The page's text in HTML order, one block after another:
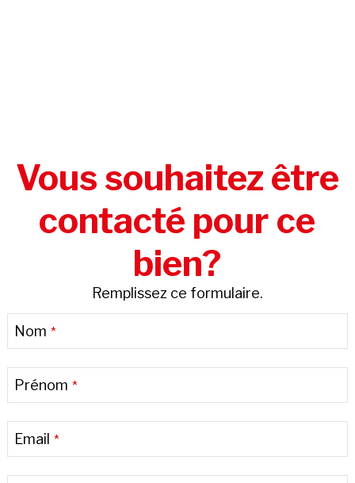
Vous souhaitez être
contacté pour ce
bien?
Remplissez ce formulaire.
Nom *
Prénom *
Email *